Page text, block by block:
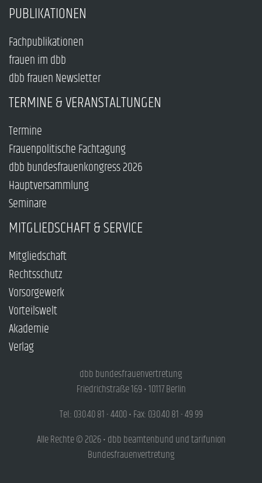
PUBLIKATIONEN
Fachpublikationen
frauen im dbb
dbb frauen Newsletter
TERMINE & VERANSTALTUNGEN
Termine
Frauenpolitische Fachtagung
dbb bundesfrauenkongress 2026
Hauptversammlung
Seminare
MITGLIEDSCHAFT & SERVICE
Mitgliedschaft
Rechtsschutz
Vorsorgewerk
Vorteilswelt
Akademie
Verlag
dbb bundesfrauenvertretung
Friedrichstraße 169 • 10117 Berlin
Tel.: 030.40 81 - 4400 • Fax: 030.40 81 - 49 99
Alle Rechte © 2026 • dbb beamtenbund und tarifunion
Bundesfrauenvertretung